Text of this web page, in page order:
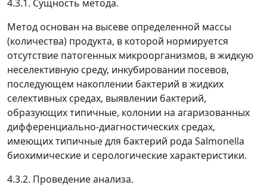
4.3.1. Сущность метода.
Метод основан на высеве определенной массы
(количества) продукта, в которой нормируется
отсутствие патогенных микроорганизмов, в жидкую
неселективную среду, инкубировании посевов,
последующем накоплении бактерий в жидких
селективных средах, выявлении бактерий,
образующих типичные, колонии на агаризованных
дифференциально-диагностических средах,
имеющих типичные для бактерий рода Salmonella
биохимические и серологические характеристики.
4.3.2. Проведение анализа.